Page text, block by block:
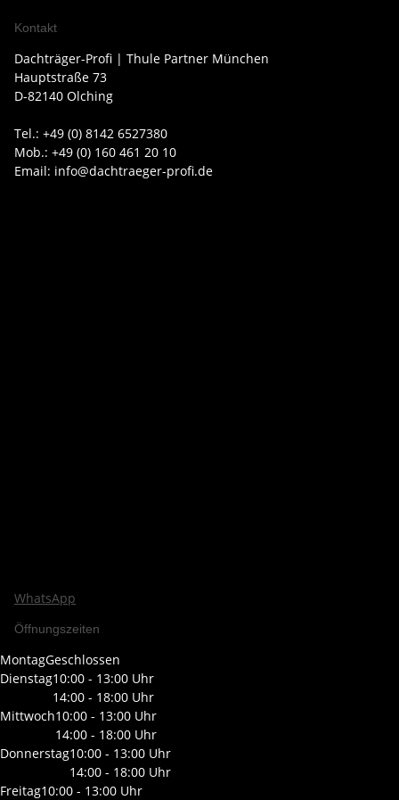
Kontakt
Dachträger-Profi | Thule Partner München
Hauptstraße 73
D-82140 Olching
Tel.: +49 (0) 8142 6527380
Mob.: +49 (0) 160 461 20 10
Email: info@dachtraeger-profi.de
WhatsApp
Öffnungszeiten
MontagGeschlossen
Dienstag10:00 - 13:00 Uhr
14:00 - 18:00 Uhr
Mittwoch10:00 - 13:00 Uhr
14:00 - 18:00 Uhr
Donnerstag10:00 - 13:00 Uhr
14:00 - 18:00 Uhr
Freitag10:00 - 13:00 Uhr